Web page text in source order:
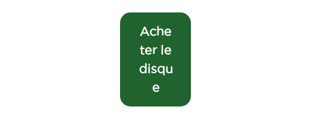
Ache
ter le
disqu
e